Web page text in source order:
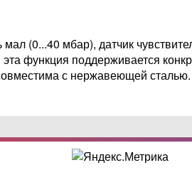
мал (0...40 мбар), датчик
функция поддерживается
с нержавеющей сталью.